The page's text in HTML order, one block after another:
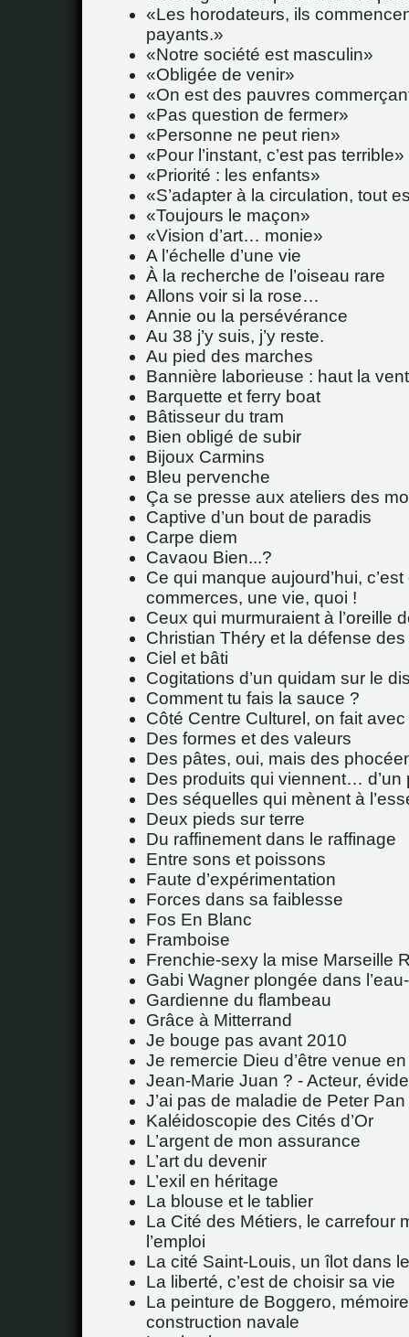
Les horodateurs, ils
payants.
Notre société est masculin
Obligée de venir
On est des pauvres
Pas question de fermer
Personne ne peut rien
Pour l’instant, c’est pas terrible
Priorité : les enfants
S’adapter à la circulation, tout
Toujours le maçon
Vision d’art… monie
A l’échelle d’une vie
À la recherche de l’oiseau rare
Allons voir si la rose…
Annie ou la persévérance
Au 38 j’y suis, j’y reste.
Au pied des marches
Bannière laborieuse : haut la
Barquette et ferry boat
Bâtisseur du tram
Bien obligé de subir
Bijoux Carmins
Bleu pervenche
Ça se presse aux ateliers des
Captive d’un bout de paradis
Carpe diem
Cavaou Bien...?
Ce qui manque aujourd’hui, c’est
commerces, une vie, quoi !
Ceux qui murmuraient à l’oreille
Christian Théry et la défense
Ciel et bâti
Cogitations d’un quidam sur le
Comment tu fais la sauce ?
Côté Centre Culturel, on fait avec
Des formes et des valeurs
Des pâtes, oui, mais des
Des produits qui viennent… d’un
Des séquelles qui mènent à
Deux pieds sur terre
Du raffinement dans le raffinage
Entre sons et poissons
Faute d’expérimentation
Forces dans sa faiblesse
Fos En Blanc
Framboise
Frenchie-sexy la mise Marseille
Gabi Wagner plongée dans
Gardienne du flambeau
Grâce à Mitterrand
Je bouge pas avant 2010
Je remercie Dieu d’être venue
Jean-Marie Juan ? - Acteur,
J’ai pas de maladie de Peter Pan
Kaléidoscopie des Cités d’Or
L’argent de mon assurance
L’art du devenir
L’exil en héritage
La blouse et le tablier
La Cité des Métiers, le carrefour
l’emploi
La cité Saint-Louis, un îlot dans
La liberté, c’est de choisir sa vie
La peinture de Boggero,
construction navale